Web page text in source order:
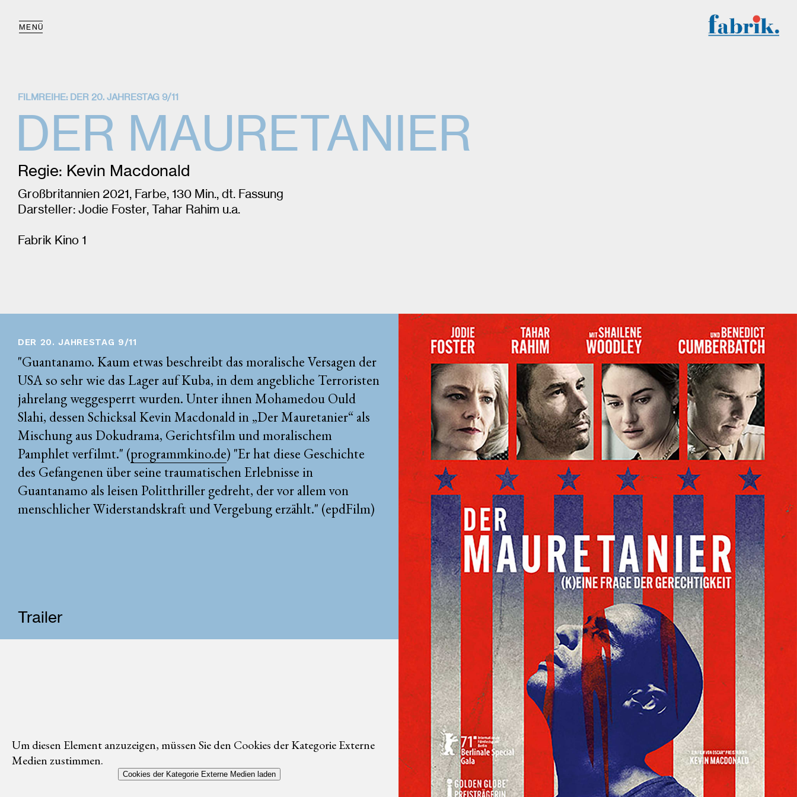
MENÜ
FILMREIHE: DER 20. JAHRESTAG 9/11
DER MAURETANIER
Regie: Kevin Macdonald
Großbritannien 2021, Farbe, 130 Min., dt. Fassung
Darsteller: Jodie Foster, Tahar Rahim u.a.
Fabrik Kino 1
DER 20. JAHRESTAG 9/11
"Guantanamo. Kaum etwas beschreibt das moralische Versagen der
USA so sehr wie das Lager auf Kuba, in dem angebliche Terroristen
jahrelang weggesperrt wurden. Unter ihnen Mohamedou Ould
Slahi, dessen Schicksal Kevin Macdonald in „Der Mauretanier“ als
Mischung aus Dokudrama, Gerichtsfilm und moralischem
Pamphlet verfilmt." (programmkino.de) "Er hat diese Geschichte
des Gefangenen über seine traumatischen Erlebnisse in
Guantanamo als leisen Politthriller gedreht, der vor allem von
menschlicher Widerstandskraft und Vergebung erzählt." (epdFilm)
Trailer
Um diesen Element anzuzeigen, müssen Sie den Cookies der Kategorie Externe
Medien zustimmen.
Cookies der Kategorie Externe Medien laden